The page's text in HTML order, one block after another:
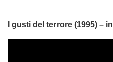
I gusti del terrore (1995) –